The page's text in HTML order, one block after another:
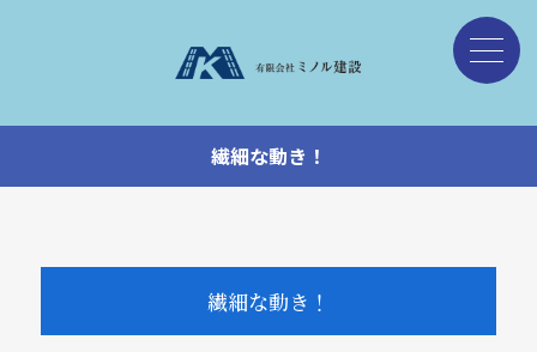
繊細な動き！
繊細な動き！